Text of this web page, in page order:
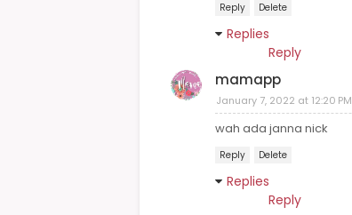
Reply Delete
Replies
Reply
mamapp
January 7, 2022 at 12:20 PM
wah ada janna nick
Reply Delete
Replies
Reply